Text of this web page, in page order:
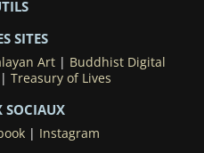
SITES
Art| Buddhist Digital
| Treasury of Lives
SOCIAUX
| Instagram